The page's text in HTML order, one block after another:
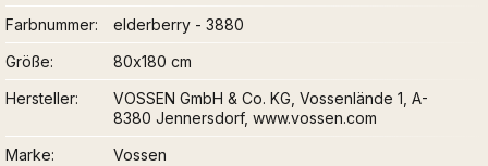
Farbnummer
elderberry - 3880
Größe
80x180 cm
Hersteller
VOSSEN GmbH & Co. KG, Vossenlände 1, A-
8380 Jennersdorf, www.vossen.com
Marke
Vossen